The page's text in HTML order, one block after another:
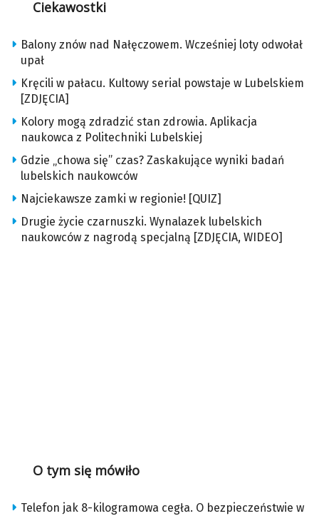
Ciekawostki
Balony znów nad Nałęczowem. Wcześniej loty odwołał
upał
Kręcili w pałacu. Kultowy serial powstaje w Lubelskiem
[ZDJĘCIA]
Kolory mogą zdradzić stan zdrowia. Aplikacja
naukowca z Politechniki Lubelskiej
Gdzie „chowa się” czas? Zaskakujące wyniki badań
lubelskich naukowców
Najciekawsze zamki w regionie! [QUIZ]
Drugie życie czarnuszki. Wynalazek lubelskich
naukowców z nagrodą specjalną [ZDJĘCIA, WIDEO]
O tym się mówiło
Telefon jak 8-kilogramowa cegła. O bezpieczeństwie w